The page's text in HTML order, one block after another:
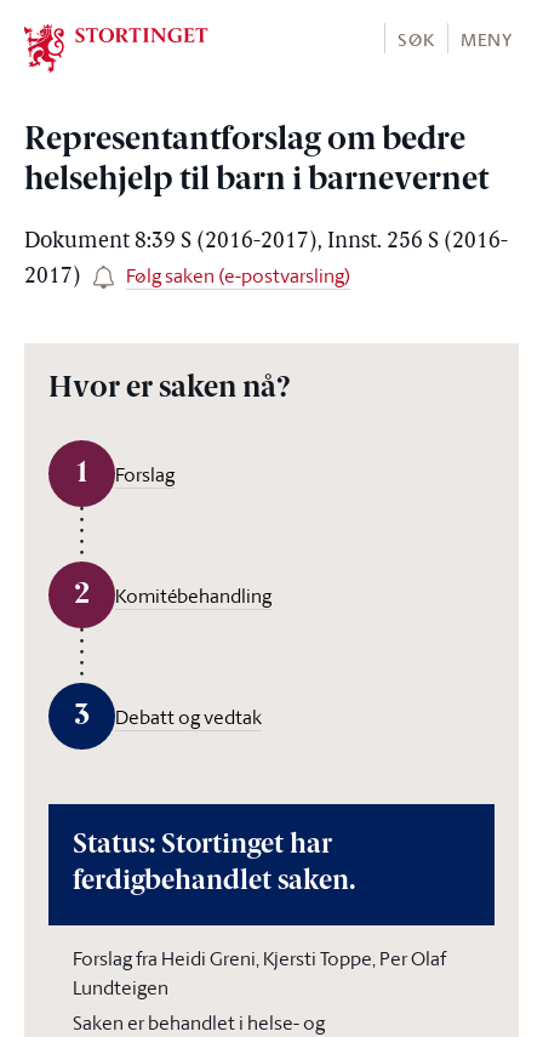
Stortinget.no
SØK MENY
Representantforslag om bedre
helsehjelp til barn i barnevernet
Dokument 8:39 S (2016-2017), Innst. 256 S (2016-
2017)
Følg saken (e-postvarsling)
Hvor er saken nå?
1 Forslag
2 Komitébehandling
3 Debatt og vedtak
Status: Stortinget har
ferdigbehandlet saken.
Forslag fra Heidi Greni, Kjersti Toppe, Per Olaf
Lundteigen
Saken er behandlet i helse- og